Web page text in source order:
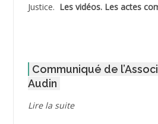
ADOUL Arab *
AGOULMINE
Justice. Les vidéos. Les actes
Communiqué de
Audin
Lire la suite